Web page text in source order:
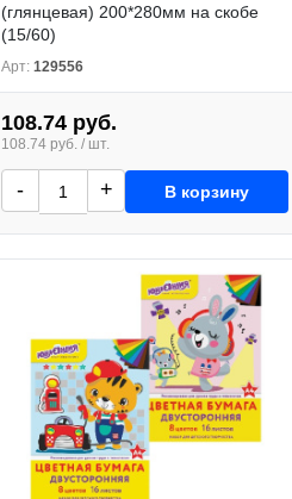
(глянцевая) 200*280мм на скобе
(15/60)
Арт: 129556
108.74 руб.
108.74 руб. / шт.
- + В корзину